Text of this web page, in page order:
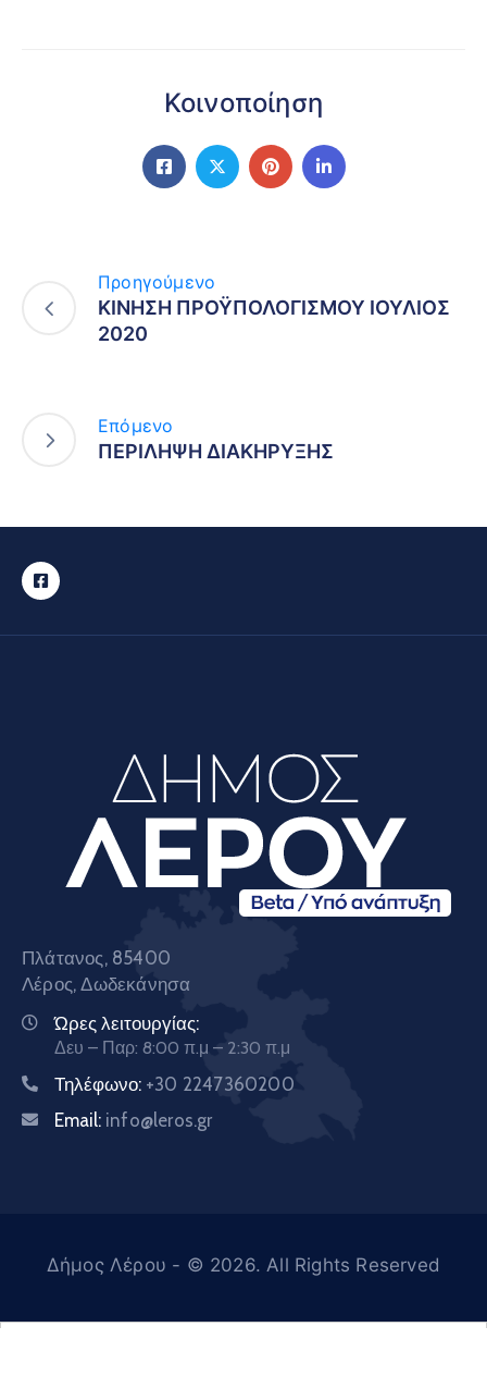
Κοινοποίηση
Προηγούμενο
ΚΙΝΗΣΗ ΠΡΟΫΠΟΛΟΓΙΣΜΟΥ ΙΟΥΛΙΟΣ
2020
Επόμενο
ΠΕΡΙΛΗΨΗ ΔΙΑΚΗΡΥΞΗΣ
Πλάτανος, 85400
Λέρος, Δωδεκάνησα
Ώρες λειτουργίας:
Δευ – Παρ: 8:00 π.μ – 2:30 π.μ
Τηλέφωνο: +30 2247360200
Email: info@leros.gr
Δήμος Λέρου - © 2026. All Rights Reserved